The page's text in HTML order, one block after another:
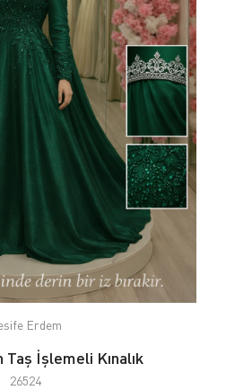
Erdem
İşlemeli Kınalık
26524